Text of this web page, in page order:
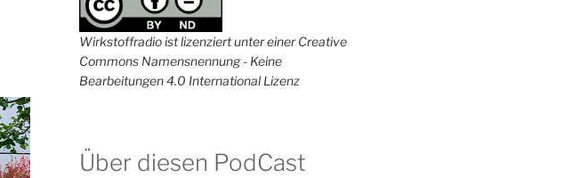
Wirkstoffradio ist lizenziert unter einer Creative
Commons Namensnennung - Keine
Bearbeitungen 4.0 International Lizenz
Über diesen PodCast